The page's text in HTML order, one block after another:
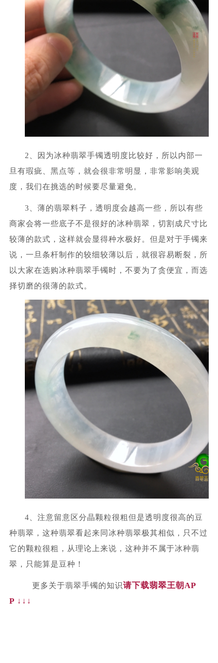
2、因为冰种翡翠手镯透明度比较好，所以内部一
旦有瑕疵、黑点等，就会很非常明显，非常影响美观
度，我们在挑选的时候要尽量避免。
3、薄的翡翠料子，透明度会越高一些，所以有些
商家会将一些底子不是很好的冰种翡翠，切割成尺寸比
较薄的款式，这样就会显得种水极好。但是对于手镯来
说，一旦条杆制作的较细较薄以后，就很容易断裂，所
以大家在选购冰种翡翠手镯时，不要为了贪便宜，而选
择切磨的很薄的款式。
4、注意留意区分晶颗粒很粗但是透明度很高的豆
种翡翠，这种翡翠看起来同冰种翡翠极其相似，只不过
它的颗粒很粗，从理论上来说，这种并不属于冰种翡
翠，只能算是豆种！
更多关于翡翠手镯的知识请下载翡翠王朝AP
P ↓↓↓